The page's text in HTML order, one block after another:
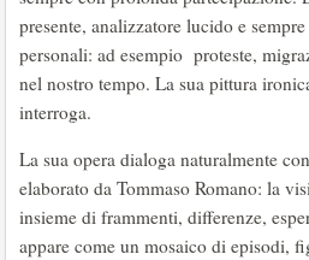
presente, analizzatore lucido e
personali: ad esempio proteste,
nel nostro tempo. La sua pittura
interroga.
La sua opera dialoga naturalmente
elaborato da Tommaso Romano: la
insieme di frammenti, differenze,
appare come un mosaico di episodi,